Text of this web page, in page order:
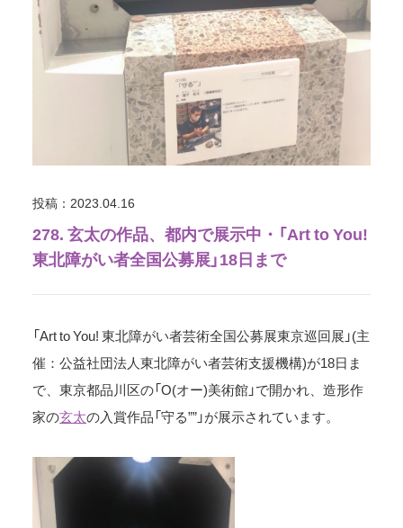
投稿：2023.04.16
278. 玄太の作品、都内で展示中・「Art to You!
東北障がい者全国公募展」18日まで
「Art to You! 東北障がい者芸術全国公募展東京巡回展」(主
催：公益社団法人東北障がい者芸術支援機構)が18日ま
で、東京都品川区の「O(オー)美術館」で開かれ、造形作
家の玄太の入賞作品「守る””」が展示されています。